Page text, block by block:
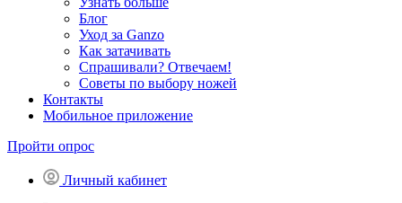
Блог
Уход за Ganzo
Как затачивать
Спрашивали? Отвечаем!
Советы по выбору ножей
Контакты
Мобильное приложение
Пройти опрос
Личный кабинет